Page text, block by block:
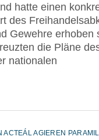
hatte einen
des
Gewehre erhoben
die Pläne
nationalen
AGIEREN